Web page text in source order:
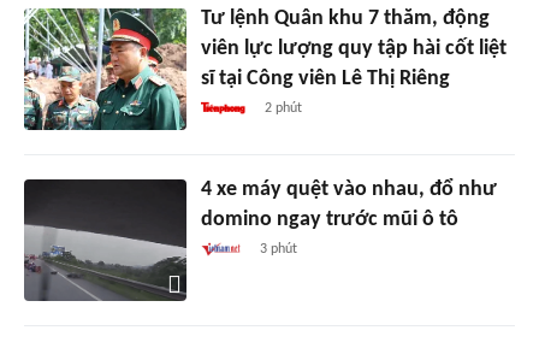
Tư lệnh Quân khu 7 thăm, động
viên lực lượng quy tập hài cốt liệt
sĩ tại Công viên Lê Thị Riêng
2 phút
4 xe máy quệt vào nhau, đổ như
domino ngay trước mũi ô tô
3 phút